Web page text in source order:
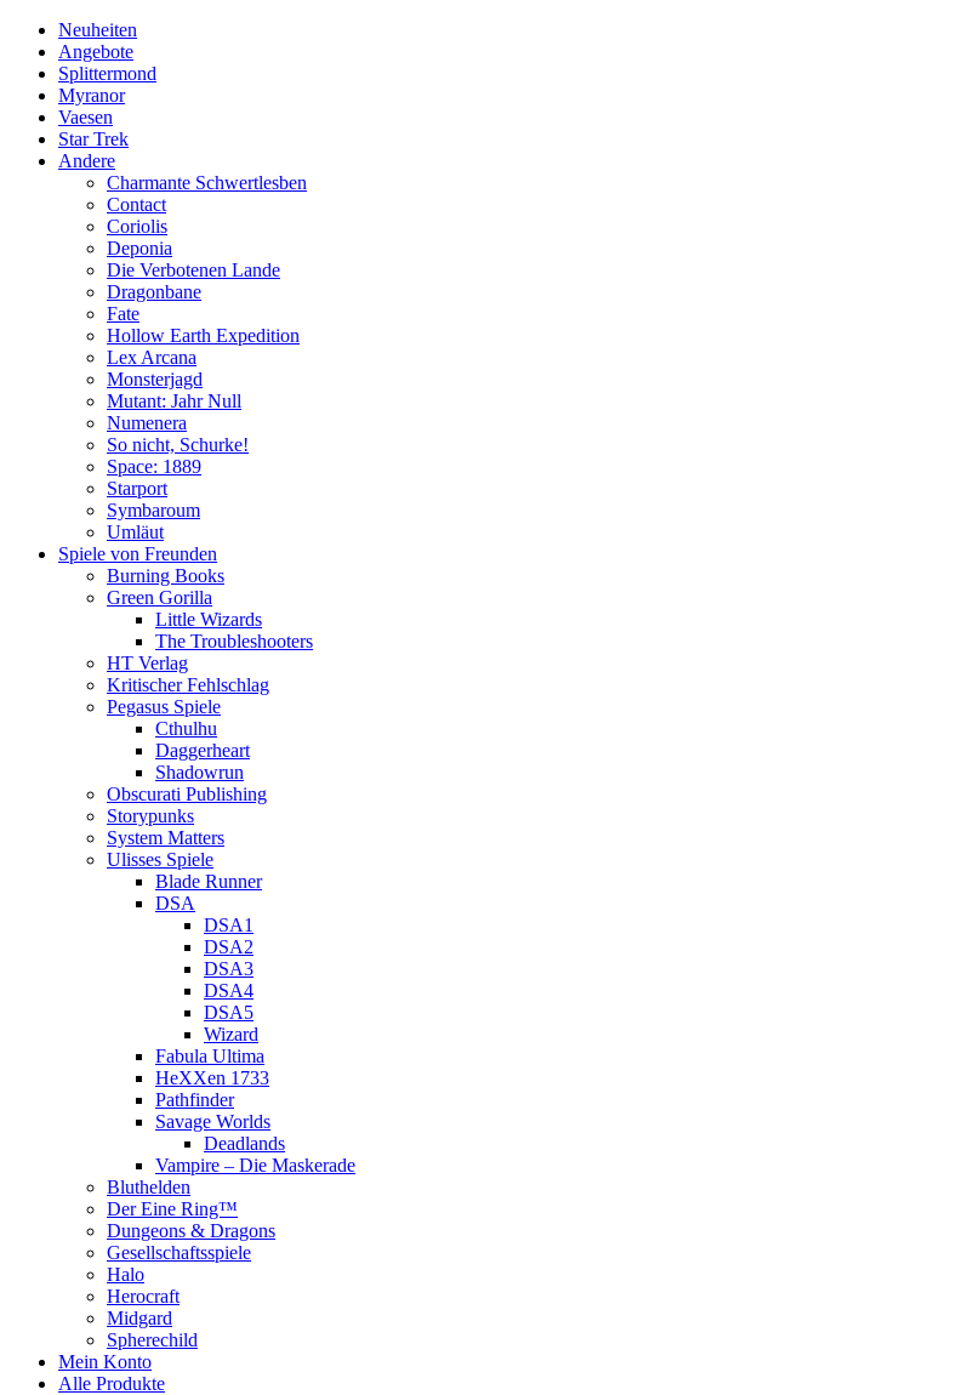
Neuheiten
Angebote
Splittermond
Myranor
Vaesen
Star Trek
Andere
Charmante Schwertlesben
Contact
Coriolis
Deponia
Die Verbotenen Lande
Dragonbane
Fate
Hollow Earth Expedition
Lex Arcana
Monsterjagd
Mutant: Jahr Null
Numenera
So nicht, Schurke!
Space: 1889
Starport
Symbaroum
Umläut
Spiele von Freunden
Burning Books
Green Gorilla
Little Wizards
The Troubleshooters
HT Verlag
Kritischer Fehlschlag
Pegasus Spiele
Cthulhu
Daggerheart
Shadowrun
Obscurati Publishing
Storypunks
System Matters
Ulisses Spiele
Blade Runner
DSA
DSA1
DSA2
DSA3
DSA4
DSA5
Wizard
Fabula Ultima
HeXXen 1733
Pathfinder
Savage Worlds
Deadlands
Vampire – Die Maskerade
Bluthelden
Der Eine Ring™
Dungeons & Dragons
Gesellschaftsspiele
Halo
Herocraft
Midgard
Spherechild
Mein Konto
Alle Produkte